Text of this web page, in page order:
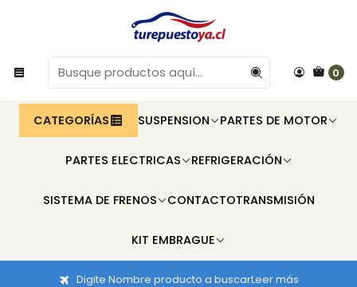
0
CATEGORÍAS SUSPENSION PARTES DE MOTOR
PARTES ELECTRICAS REFRIGERACIÓN
SISTEMA DE FRENOS CONTACTOTRANSMISIÓN
KIT EMBRAGUE
Digite Nombre producto a buscarLeer más